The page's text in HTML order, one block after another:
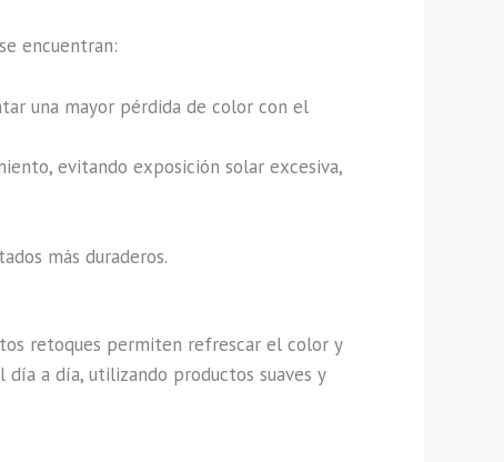
encuentran:
una mayor pérdida de color con el
evitando exposición solar excesiva,
más duraderos.
retoques permiten refrescar el color y
a día, utilizando productos suaves y